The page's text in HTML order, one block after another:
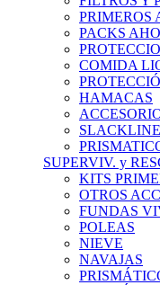
PRIMEROS
PACKS
COMIDA
HAMACAS
SUPERVIV. y
KITS
OTROS
FUNDAS
POLEAS
NIEVE
NAVAJAS